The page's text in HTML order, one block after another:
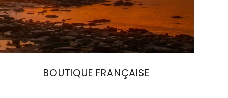
BOUTIQUE FRANÇAISE